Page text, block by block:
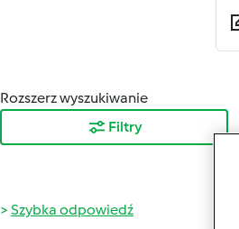
Rozszerz wyszukiwanie
Filtry
Szybka odpowiedź